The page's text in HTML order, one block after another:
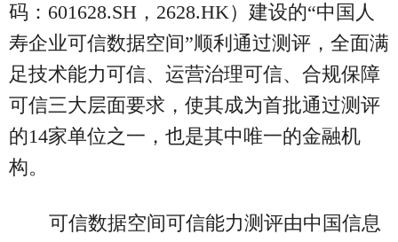
码：601628.SH，2628.HK）建设的“中国人
寿企业可信数据空间”顺利通过测评，全面满
足技术能力可信、运营治理可信、合规保障
可信三大层面要求，使其成为首批通过测评
的14家单位之一，也是其中唯一的金融机
构。
可信数据空间可信能力测评由中国信息